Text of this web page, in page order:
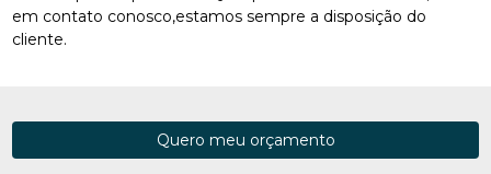
em contato conosco,estamos sempre a disposição do
cliente.
Quero meu orçamento